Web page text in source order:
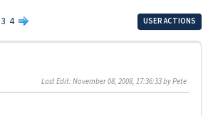
3 4 USER ACTIONS
Last Edit: November 08, 2008, 17:36:33 by Pete